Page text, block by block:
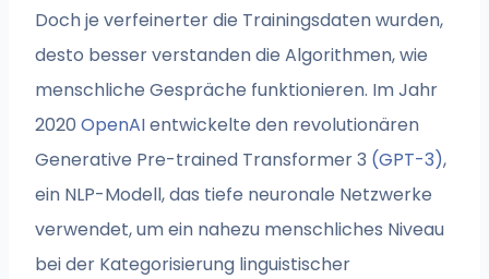
Doch je verfeinerter die Trainingsdaten wurden,
desto besser verstanden die Algorithmen, wie
menschliche Gespräche funktionieren. Im Jahr
2020OpenAIentwickelte den revolutionären
Generative Pre-trained Transformer 3 (GPT-3),
ein NLP-Modell, das tiefe neuronale Netzwerke
verwendet, um ein nahezu menschliches Niveau
bei der Kategorisierung linguistischer